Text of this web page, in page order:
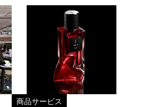
商品サービス